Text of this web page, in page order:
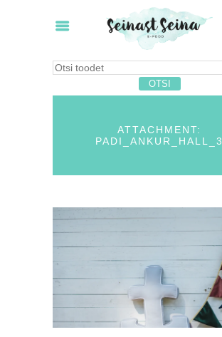
ATTACHMENT:
PADI_ANKUR_HALL_3